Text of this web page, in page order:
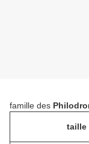
famille des
taille